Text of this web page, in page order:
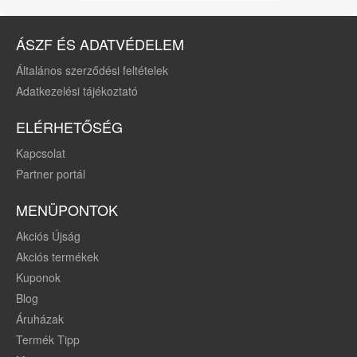
ÁSZF ÉS ADATVÉDELEM
Általános szerződési feltételek
Adatkezelési tájékoztató
ELÉRHETŐSÉG
Kapcsolat
Partner portál
MENÜPONTOK
Akciós Újság
Akciós termékek
Kuponok
Blog
Áruházak
Termék Tipp